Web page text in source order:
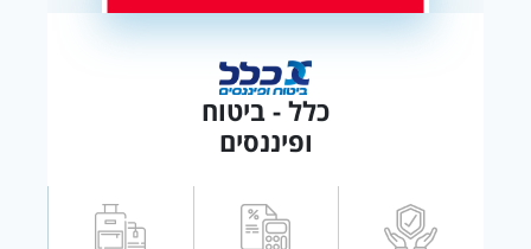
כלל - ביטוח
ופיננסים